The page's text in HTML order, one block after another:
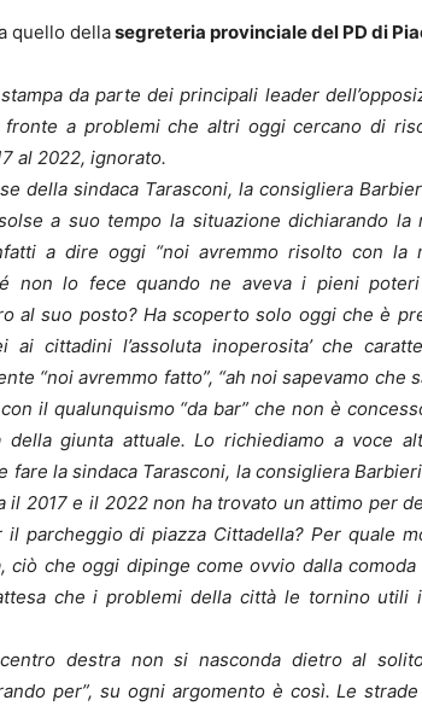
quello dellasegreteria provinciale del PD di
da parte dei principali leader
a problemi che altri oggi cercano di
al 2022, ignorato.
della sindaca Tarasconi, la consigliera
a suo tempo la situazione dichiarando la
a dire oggi “noi avremmo risolto con la
non lo fece quando ne aveva i pieni poteri
al suo posto? Ha scoperto solo oggi che è
cittadini l’assoluta inoperosita’ che
“noi avremmo fatto”, “ah noi sapevamo che
il qualunquismo “da bar” che non è
giunta attuale. Lo richiediamo a voce
la sindaca Tarasconi, la consigliera
il 2017 e il 2022 non ha trovato un attimo per
parcheggio di piazza Cittadella? Per quale
ciò che oggi dipinge come ovvio dalla
che i problemi della città le tornino utili
destra non si nasconda dietro al
per”, su ogni argomento è così. Le